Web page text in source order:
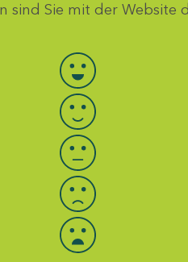
sind Sie mit der Website
Bewertung auswählen